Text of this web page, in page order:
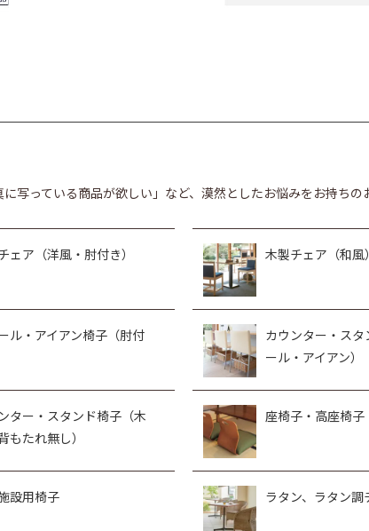
写っている商品が欲しい」など、漠然としたお悩みをお持ち
ェア（洋風・肘付き） 木製チェア（和風）
ル・アイアン椅子（肘付
カウンター・ス
ール・アイアン）
ター・スタンド椅子（木
もたれ無し）
座椅子・高座椅子
設用椅子 ラタン、ラタン